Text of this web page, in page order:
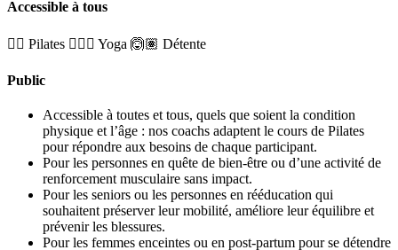
Accessible à tous
🤸‍♀️ Pilates 🧘🏼‍♂️ Yoga 🙆🏽 Détente
Public
Accessible à toutes et tous, quels que soient la condition
physique et l’âge : nos coachs adaptent le cours de Pilates
pour répondre aux besoins de chaque participant.
Pour les personnes en quête de bien-être ou d’une activité de
renforcement musculaire sans impact.
Pour les seniors ou les personnes en rééducation qui
souhaitent préserver leur mobilité, améliore leur équilibre et
prévenir les blessures.
Pour les femmes enceintes ou en post-partum pour se détendre